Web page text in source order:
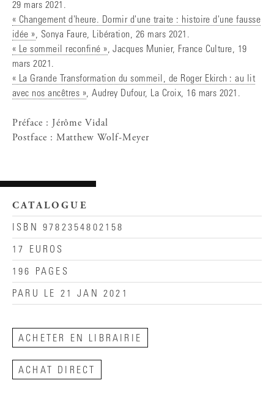
29 mars 2021.
« Changement d'heure. Dormir d'une traite : histoire d'une fausse
idée », Sonya Faure, Libération, 26 mars 2021.
« Le sommeil reconfiné », Jacques Munier, France Culture, 19
mars 2021.
« La Grande Transformation du sommeil, de Roger Ekirch : au lit
avec nos ancêtres », Audrey Dufour, La Croix, 16 mars 2021.
Préface : Jérôme Vidal
Postface : Matthew Wolf-Meyer
CATALOGUE
ISBN 9782354802158
17 EUROS
196 PAGES
PARU LE 21 JAN 2021
ACHETER EN LIBRAIRIE
ACHAT DIRECT